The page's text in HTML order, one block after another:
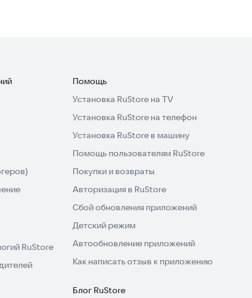
RuStore
Помощь
Установка RuStore на TV
Установка RuStore на телефон
Установка RuStore в машину
Помощь пользователям RuStore
Покупки и возвраты
Авторизация в RuStore
Сбой обновления приложений
Детский режим
Автообновление приложений
Как написать отзыв к приложению
Блог RuStore